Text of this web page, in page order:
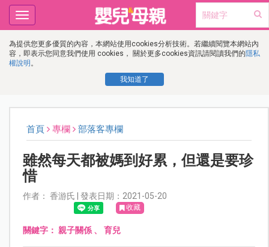
為提供您更多優質的內容，本網站使用cookies分析技術。若繼續閱覽本網站內
容，即表示您同意我們使用 cookies， 關於更多cookies資訊請閱讀我們的隱私
權說明 。
我知道了
Toggle
navigation
首頁 專欄 部落客專欄
雖然每天都被媽到好累，但還是要珍
惜
作者： 香游氏 | 發表日期：2021-05-20
收藏
關鍵字： 親子關係、 育兒